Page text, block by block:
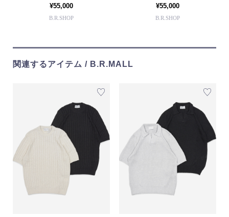
¥55,000
B.R.SHOP
¥55,000
B.R.SHOP
関連するアイテム / B.R.MALL